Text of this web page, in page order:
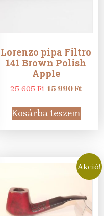
Lorenzo pipa Filtro
141 Brown Polish
Apple
25 605Ft Original
was:
25
605 Ft.
15 990Ft
990
Kosárba teszem
Akció!